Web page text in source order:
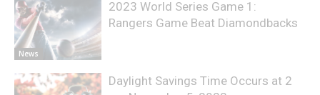
News
2023 World Series Game 1:
Rangers Game Beat Diamondbacks
Daylight Savings Time Occurs at 2